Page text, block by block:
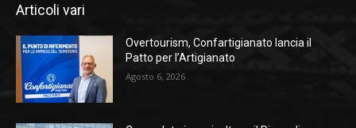
Articoli vari
Overtourism, Confartigianato lancia il
Patto per l’Artigianato
Agosto 6, 2026